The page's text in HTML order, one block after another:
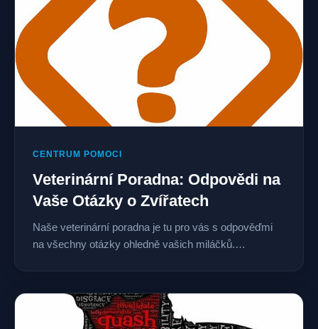
CENTRUM POMOCI
Veterinární Poradna: Odpovědi na
Vaše Otázky o Zvířatech
Naše veterinární poradna je tu pro vás s odpověďmi
na všechny otázky ohledně vašich miláčků.…